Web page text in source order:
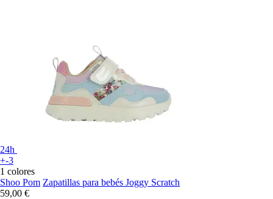
24h
+-3
1 colores
Shoo Pom Zapatillas para bebés Joggy Scratch
59,00 €